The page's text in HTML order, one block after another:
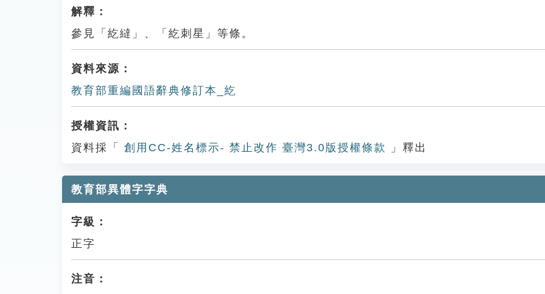
解釋：
參見「紇繨」、「紇刺星」等條。
資料來源：
教育部重編國語辭典修訂本_紇
授權資訊：
資料採「
創用CC-姓名標示- 禁止改作 臺灣3.0版授權條款 」釋出
教育部異體字字典
字級：
正字
注音：